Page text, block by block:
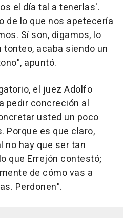
el día tal a tenerlas'.
de lo que nos apetecería
Sí son, digamos, lo
acaba siendo un
apuntó.
el juez Adolfo
pedir concreción al
usted un poco
Porque es que claro,
no hay que ser tan
que Errejón contestó;
de cómo vas a
Perdonen".